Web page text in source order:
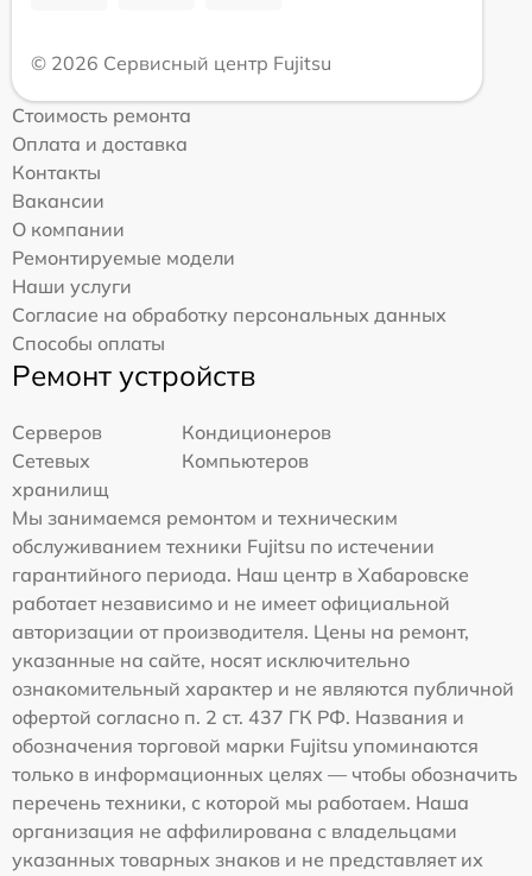
© 2026 Сервисный центр Fujitsu
Стоимость ремонта
Оплата и доставка
Контакты
Вакансии
О компании
Ремонтируемые модели
Наши услуги
Согласие на обработку персональных данных
Способы оплаты
Ремонт устройств
Серверов
Кондиционеров
Сетевых
хранилищ
Компьютеров
Мы занимаемся ремонтом и техническим
обслуживанием техники Fujitsu по истечении
гарантийного периода. Наш центр в Хабаровске
работает независимо и не имеет официальной
авторизации от производителя. Цены на ремонт,
указанные на сайте, носят исключительно
ознакомительный характер и не являются публичной
офертой согласно п. 2 ст. 437 ГК РФ. Названия и
обозначения торговой марки Fujitsu упоминаются
только в информационных целях — чтобы обозначить
перечень техники, с которой мы работаем. Наша
организация не аффилирована с владельцами
указанных товарных знаков и не представляет их